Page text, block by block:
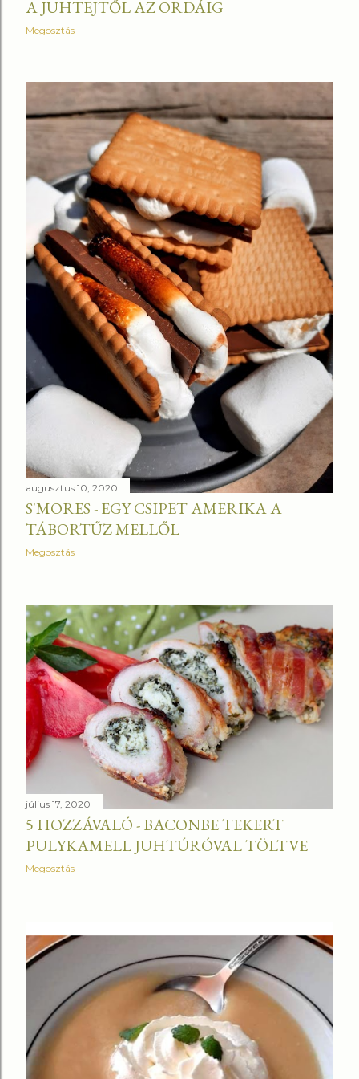
s
k
A JUHTEJTŐL AZ ORDÁIG
Megosztás
augusztus 10, 2020
S'MORES - EGY CSIPET AMERIKA A
TÁBORTŰZ MELLŐL
Megosztás
július 17, 2020
5 HOZZÁVALÓ - BACONBE TEKERT
PULYKAMELL JUHTÚRÓVAL TÖLTVE
Megosztás